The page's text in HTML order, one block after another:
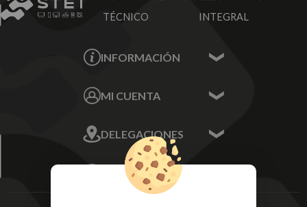
TÉCNICO
INTEGRAL
INFORMACIÓN
Sobre nosotros
MI CUENTA
Mis Direcciones
Mis Pedidos
Mis favoritos
FAQ's
DELEGACIONES
Écija - Sevilla
Av. Plaza de Toros.
Local 3
EMPRESA